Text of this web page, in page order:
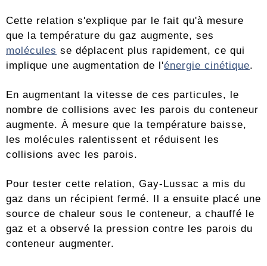
Cette relation s'explique par le fait qu'à mesure
que la température du gaz augmente, ses
molécules se déplacent plus rapidement, ce qui
implique une augmentation de l'énergie cinétique.
En augmentant la vitesse de ces particules, le
nombre de collisions avec les parois du conteneur
augmente. À mesure que la température baisse,
les molécules ralentissent et réduisent les
collisions avec les parois.
Pour tester cette relation, Gay-Lussac a mis du
gaz dans un récipient fermé. Il a ensuite placé une
source de chaleur sous le conteneur, a chauffé le
gaz et a observé la pression contre les parois du
conteneur augmenter.